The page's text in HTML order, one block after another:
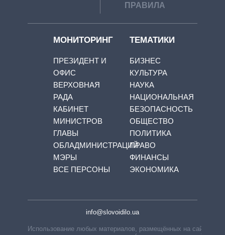
ПРАВИЛА
МОНИТОРИНГ
ПРЕЗИДЕНТ И
ОФИС
ВЕРХОВНАЯ
РАДА
КАБИНЕТ
МИНИСТРОВ
ГЛАВЫ
ОБЛАДМИНИСТРАЦИЙ
МЭРЫ
ВСЕ ПЕРСОНЫ
ТЕМАТИКИ
БИЗНЕС
КУЛЬТУРА
НАУКА
НАЦИОНАЛЬНАЯ
БЕЗОПАСНОСТЬ
ОБЩЕСТВО
ПОЛИТИКА
ПРАВО
ФИНАНСЫ
ЭКОНОМИКА
info@slovoidilo.ua
Использование любых материалов, размещённых на сайте,